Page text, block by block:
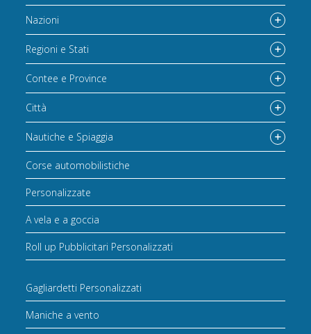
Nazioni
Regioni e Stati
Contee e Province
Città
Nautiche e Spiaggia
Corse automobilistiche
Personalizzate
A vela e a goccia
Roll up Pubblicitari Personalizzati
Gagliardetti Personalizzati
Maniche a vento